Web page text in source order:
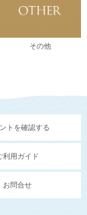
その他
トを確認する
利用ガイド
お問合せ